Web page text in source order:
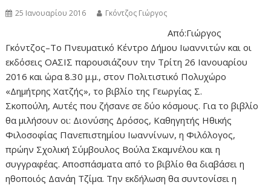
25 Ιανουαρίου 2016 Γκόντζος Γιώργος
Από:Γιώργος
Γκόντζος–Tο Πνευματικό Κέντρο Δήμου Ιωαννιτών και οι
εκδόσεις ΟΑΣΙΣ παρουσιάζουν την Τρίτη 26 Ιανουαρίου
2016 και ώρα 8.30 μ.μ., στον Πολιτιστικό Πολυχώρο
«Δημήτρης Χατζής», το βιβλίο της Γεωργίας Σ.
Σκοπούλη, Αυτές που ζήσανε σε δύο κόσμους. Για το βιβλίο
θα μιλήσουν οι: Διονύσης Δρόσος, Καθηγητής Ηθικής
Φιλοσοφίας Πανεπιστημίου Ιωαννίνων, η Φιλόλογος,
πρώην Σχολική Σύμβουλος Βούλα Σκαμνέλου και η
συγγραφέας. Αποσπάσματα από το βιβλίο θα διαβάσει η
ηθοποιός Δανάη Τζίμα. Την εκδήλωση θα συντονίσει η